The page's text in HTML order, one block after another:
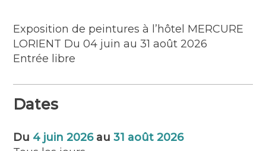
Exposition de peintures à l’hôtel MERCURE
LORIENT Du 04 juin au 31 août 2026
Entrée libre
Dates
Du 4 juin 2026au31 août 2026